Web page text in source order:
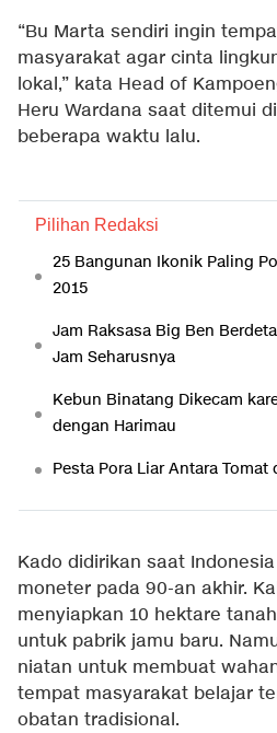
“Bu Marta sendiri ingin
masyarakat agar cinta
lokal,” kata Head of
Heru Wardana saat ditemui
beberapa waktu lalu.
Pilihan Redaksi
25 Bangunan Ikonik Paling
2015
Jam Raksasa Big Ben
Jam Seharusnya
Kebun Binatang Dikecam
dengan Harimau
Pesta Pora Liar Antara
Kado didirikan saat
moneter pada 90-an akhir.
menyiapkan 10 hektare
untuk pabrik jamu baru.
niatan untuk membuat
tempat masyarakat belajar
obatan tradisional.